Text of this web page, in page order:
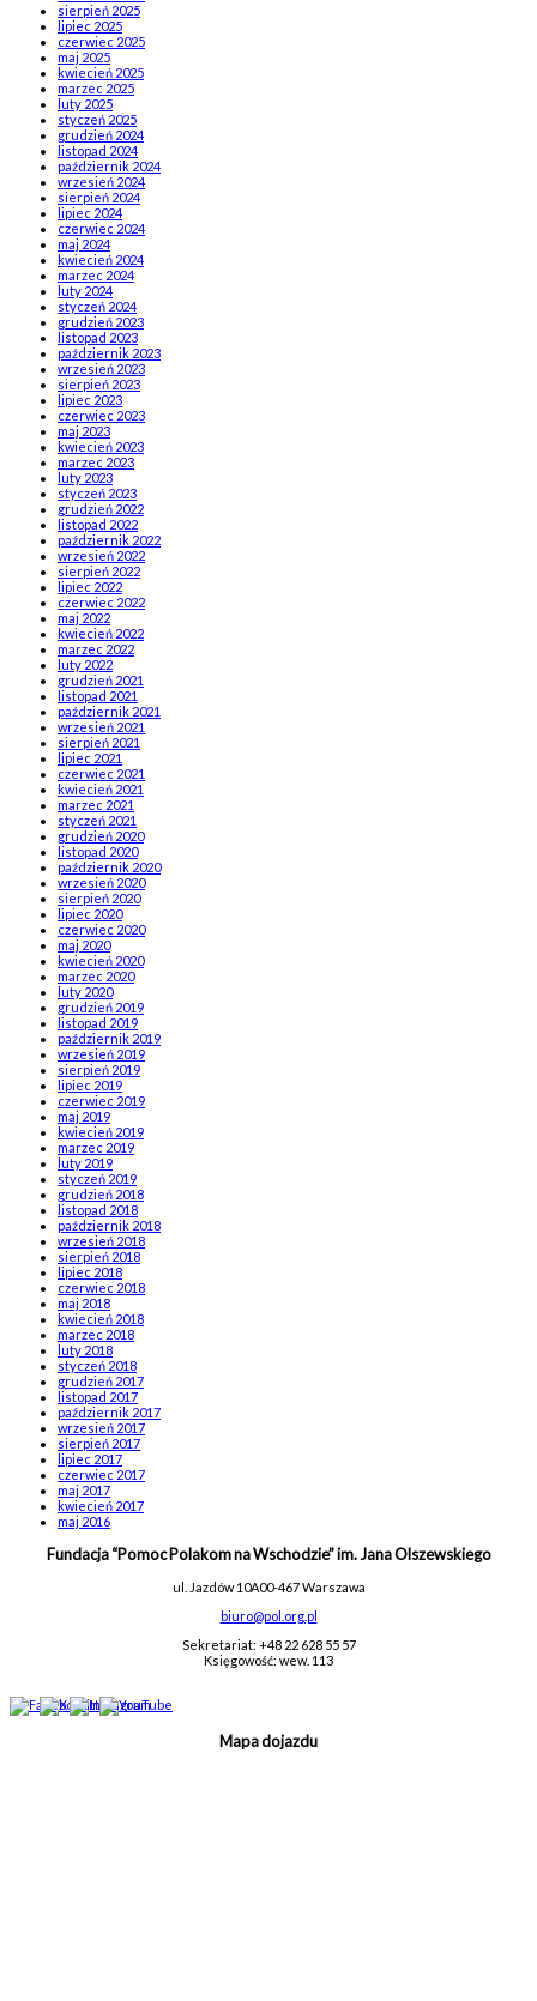
sierpień 2025
lipiec 2025
czerwiec 2025
maj 2025
kwiecień 2025
marzec 2025
luty 2025
styczeń 2025
grudzień 2024
listopad 2024
październik 2024
wrzesień 2024
sierpień 2024
lipiec 2024
czerwiec 2024
maj 2024
kwiecień 2024
marzec 2024
luty 2024
styczeń 2024
grudzień 2023
listopad 2023
październik 2023
wrzesień 2023
sierpień 2023
lipiec 2023
czerwiec 2023
maj 2023
kwiecień 2023
marzec 2023
luty 2023
styczeń 2023
grudzień 2022
listopad 2022
październik 2022
wrzesień 2022
sierpień 2022
lipiec 2022
czerwiec 2022
maj 2022
kwiecień 2022
marzec 2022
luty 2022
grudzień 2021
listopad 2021
październik 2021
wrzesień 2021
sierpień 2021
lipiec 2021
czerwiec 2021
kwiecień 2021
marzec 2021
styczeń 2021
grudzień 2020
listopad 2020
październik 2020
wrzesień 2020
sierpień 2020
lipiec 2020
czerwiec 2020
maj 2020
kwiecień 2020
marzec 2020
luty 2020
grudzień 2019
listopad 2019
październik 2019
wrzesień 2019
sierpień 2019
lipiec 2019
czerwiec 2019
maj 2019
kwiecień 2019
marzec 2019
luty 2019
styczeń 2019
grudzień 2018
listopad 2018
październik 2018
wrzesień 2018
sierpień 2018
lipiec 2018
czerwiec 2018
maj 2018
kwiecień 2018
marzec 2018
luty 2018
styczeń 2018
grudzień 2017
listopad 2017
październik 2017
wrzesień 2017
sierpień 2017
lipiec 2017
czerwiec 2017
maj 2017
kwiecień 2017
maj 2016
Fundacja “Pomoc Polakom na Wschodzie” im. Jana Olszewskiego
ul. Jazdów 10A00-467 Warszawa
biuro@pol.org.pl
Sekretariat: +48 22 628 55 57
Księgowość: wew. 113
Mapa dojazdu